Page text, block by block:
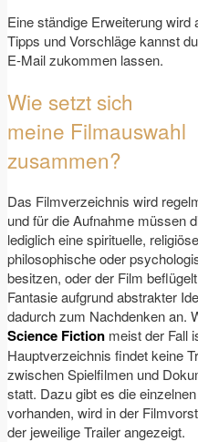
Eine ständige Erweiterung wird
Tipps und Vorschläge kannst
E-Mail zukommen lassen.
Wie setzt sich
meine Filmauswahl
zusammen?
Das Filmverzeichnis wird
und für die Aufnahme müssen
lediglich eine spirituelle,
philosophische oder
besitzen, oder der Film
Fantasie aufgrund abstrakter
dadurch zum Nachdenken an.
Science Fiction meist der Fall
Hauptverzeichnis findet keine
zwischen Spielfilmen und
statt. Dazu gibt es die
vorhanden, wird in der
der jeweilige Trailer angezeigt.